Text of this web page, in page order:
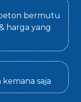
bermutu
harga yang
saja